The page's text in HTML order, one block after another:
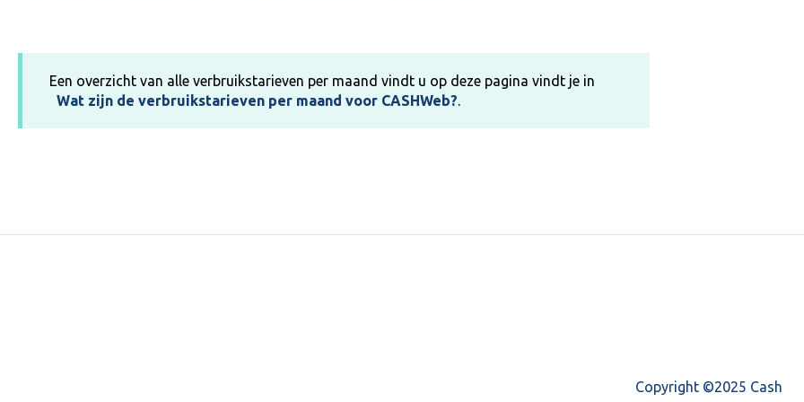
Een overzicht van alle verbruikstarieven per maand vindt u op deze pagina vindt je in
Wat zijn de verbruikstarieven per maand voor CASHWeb?
Copyright ©2025 Cash